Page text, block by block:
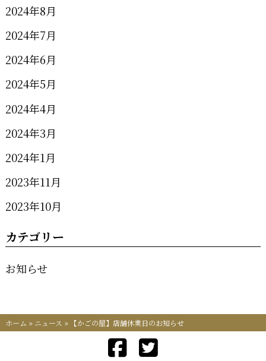
2024年8月
2024年7月
2024年6月
2024年5月
2024年4月
2024年3月
2024年1月
2023年11月
2023年10月
カテゴリー
お知らせ
ホーム » ニュース » 【かごの屋】店舗休業日のお知らせ